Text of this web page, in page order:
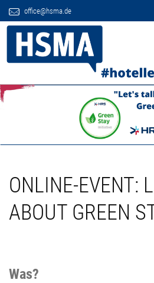
office@hsma.de
ONLINE-EVENT:
ABOUT GREEN
Was?